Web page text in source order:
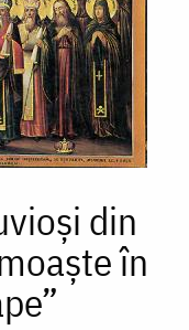
din
în